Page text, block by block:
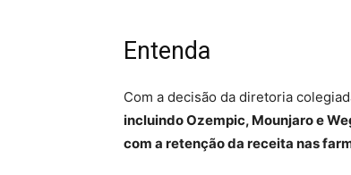
Entenda
Com a decisão da diretoria
incluindo Ozempic, Mounjaro e
com a retenção da receita nas